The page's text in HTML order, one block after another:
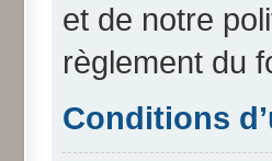
et de notre
règlement du
Conditions